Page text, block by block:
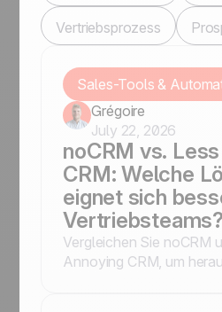
Vertriebsprozess
Sales-Tools &
Grégoire
July 22, 2026
noCRM vs.
CRM: Welche
eignet sich
Vertriebsteams?
Vergleichen Sie noCRM
Annoying CRM, um